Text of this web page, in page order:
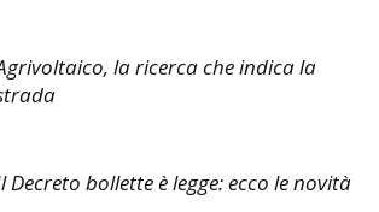
la ricerca che indica la
Decreto bollette è legge: ecco le novità